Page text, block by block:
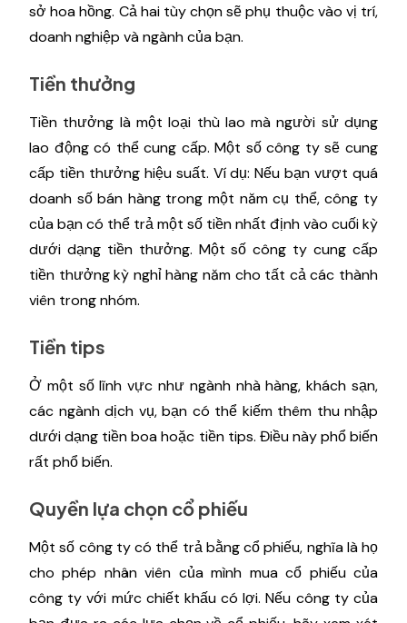
sở hoa hồng. Cả hai tùy chọn sẽ phụ thuộc vào vị trí,
doanh nghiệp và ngành của bạn.
Tiền thưởng
Tiền thưởng là một loại thù lao mà người sử dụng
lao động có thể cung cấp. Một số công ty sẽ cung
cấp tiền thưởng hiệu suất. Ví dụ: Nếu bạn vượt quá
doanh số bán hàng trong một năm cụ thể, công ty
của bạn có thể trả một số tiền nhất định vào cuối kỳ
dưới dạng tiền thưởng. Một số công ty cung cấp
tiền thưởng kỳ nghỉ hàng năm cho tất cả các thành
viên trong nhóm.
Tiền tips
Ở một số lĩnh vực như ngành nhà hàng, khách sạn,
các ngành dịch vụ, bạn có thể kiếm thêm thu nhập
dưới dạng tiền boa hoặc tiền tips. Điều này phổ biến
rất phổ biến.
Quyền lựa chọn cổ phiếu
Một số công ty có thể trả bằng cổ phiếu, nghĩa là họ
cho phép nhân viên của mình mua cổ phiếu của
công ty với mức chiết khấu có lợi. Nếu công ty của